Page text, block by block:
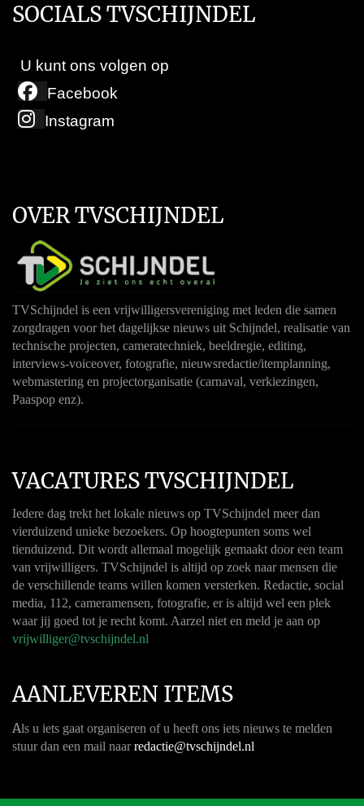
SOCIALS TVSCHIJNDEL
U kunt ons volgen op
Facebook
Instagram
OVER TVSCHIJNDEL
TVSchijndel is een vrijwilligersvereniging met leden die samen
zorgdragen voor het dagelijkse nieuws uit Schijndel, realisatie van
technische projecten, cameratechniek, beeldregie, editing,
interviews-voiceover, fotografie, nieuwsredactie/itemplanning,
webmastering en projectorganisatie (carnaval, verkiezingen,
Paaspop enz).
VACATURES TVSCHIJNDEL
Iedere dag trekt het lokale nieuws op TVSchijndel meer dan
vierduizend unieke bezoekers. Op hoogtepunten soms wel
tienduizend. Dit wordt allemaal mogelijk gemaakt door een team
van vrijwilligers. TVSchijndel is altijd op zoek naar mensen die
de verschillende teams willen komen versterken. Redactie, social
media, 112, cameramensen, fotografie, er is altijd wel een plek
waar jij goed tot je recht komt. Aarzel niet en meld je aan op
vrijwilliger@tvschijndel.nl
AANLEVEREN ITEMS
Als u iets gaat organiseren of u heeft ons iets nieuws te melden
stuur dan een mail naar redactie@tvschijndel.nl